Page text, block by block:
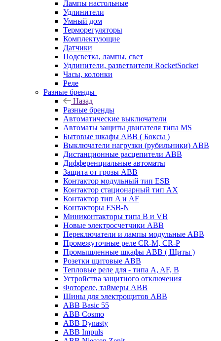
Лампы настольные
Удлинители
Умный дом
Терморегуляторы
Комплектующие
Датчики
Подсветка, лампы, свет
Удлинители, разветвители RocketSocket
Часы, колонки
Реле
Разные бренды
Назад
Разные бренды
Автоматические выключатели
Автоматы защиты двигателя типа MS
Бытовые шкафы ABB ( Боксы )
Выключатели нагрузки (рубильники) ABB
Дистанционные расцепители ABB
Дифференциальные автоматы
Защита от грозы ABB
Контактор модульный тип ESB
Контактор стационарный тип AX
Контактор тип A и AF
Контакторы ESB-N
Миниконтакторы типа B и VB
Новые электросчетчики ABB
Переключатели и лампы модульные ABB
Промежуточные реле CR-M, CR-P
Промышленные шкафы ABB ( Щиты )
Розетки щитовые ABB
Тепловые реле для - типа A, AF, B
Устройства защитного отключения
Фотореле, таймеры ABB
Шины для электрощитов АВВ
ABB Basic 55
ABB Cosmo
ABB Dynasty
ABB Impuls